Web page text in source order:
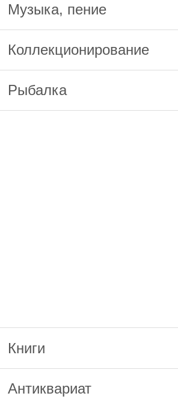
Музыка, пение
Коллекционирование
Рыбалка
Книги
Антиквариат